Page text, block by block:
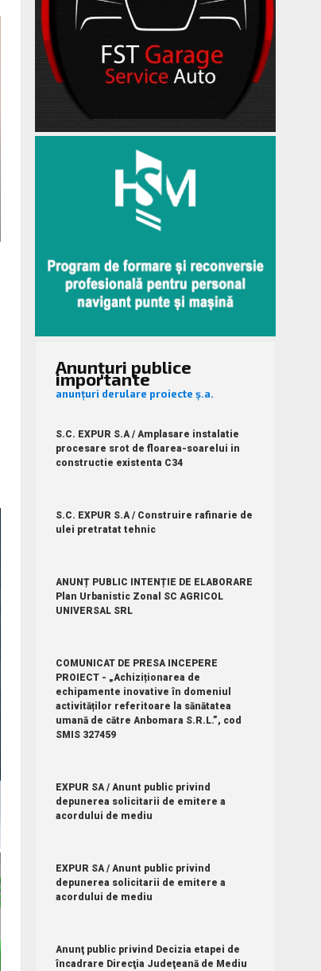
Anunțuri publice
importante
anunțuri derulare proiecte ș.a.
S.C. EXPUR S.A / Amplasare instalatie
procesare srot de floarea-soarelui in
constructie existenta C34
S.C. EXPUR S.A / Construire rafinarie de
ulei pretratat tehnic
ANUNȚ PUBLIC INTENȚIE DE ELABORARE
Plan Urbanistic Zonal SC AGRICOL
UNIVERSAL SRL
COMUNICAT DE PRESA INCEPERE
PROIECT - „Achiziționarea de
echipamente inovative în domeniul
activităților referitoare la sănătatea
umană de către Anbomara S.R.L.”, cod
SMIS 327459
EXPUR SA / Anunt public privind
depunerea solicitarii de emitere a
acordului de mediu
EXPUR SA / Anunt public privind
depunerea solicitarii de emitere a
acordului de mediu
Anunţ public privind Decizia etapei de
încadrare Direcţia Judeţeană de Mediu